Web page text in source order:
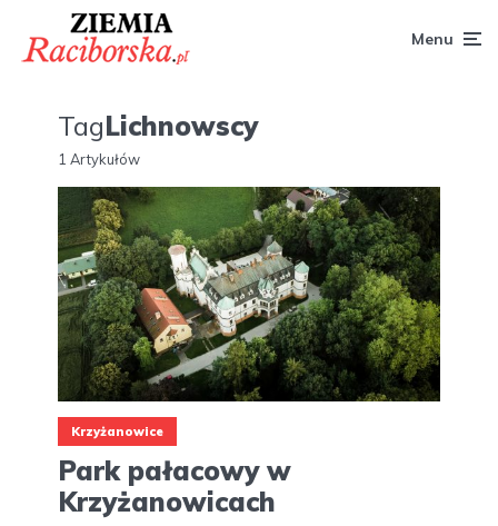
Menu
TagLichnowscy
1 Artykułów
Krzyżanowice
Park pałacowy w
Krzyżanowicach